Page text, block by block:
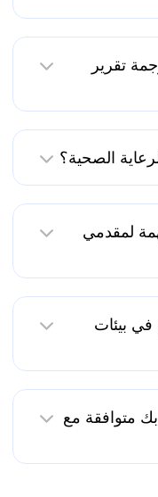
تقرير
لمقدمي
بيئات
متوافقة مع